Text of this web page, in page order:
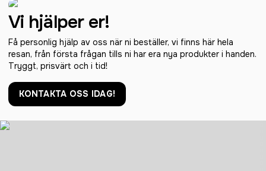
Vi hjälper er!
Få personlig hjälp av oss när ni beställer, vi finns här hela
resan, från första frågan tills ni har era nya produkter i handen.
Tryggt, prisvärt och i tid!
KONTAKTA OSS IDAG!